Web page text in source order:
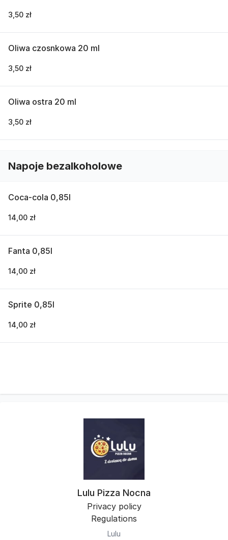
3,50 zł
Oliwa czosnkowa 20 ml
3,50 zł
Oliwa ostra 20 ml
3,50 zł
Napoje bezalkoholowe
Coca-cola 0,85l
14,00 zł
Fanta 0,85l
14,00 zł
Sprite 0,85l
14,00 zł
Lulu Pizza Nocna
Privacy policy
Regulations
Lulu